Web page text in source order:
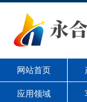
网站首页
应用领域